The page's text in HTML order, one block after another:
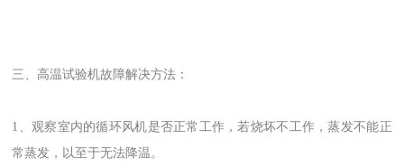
三、 高温试验机故障解决方法：
1、观察室内的循环风机是否正常工作，若烧坏不工作，蒸发不能正
常蒸发，以至于无法降温。